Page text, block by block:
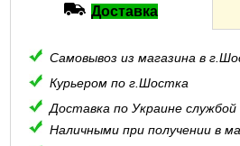
Доставка
Самовывоз из магазина в
Курьером по г.Шостка
Доставка по Украине
Наличными при получении в